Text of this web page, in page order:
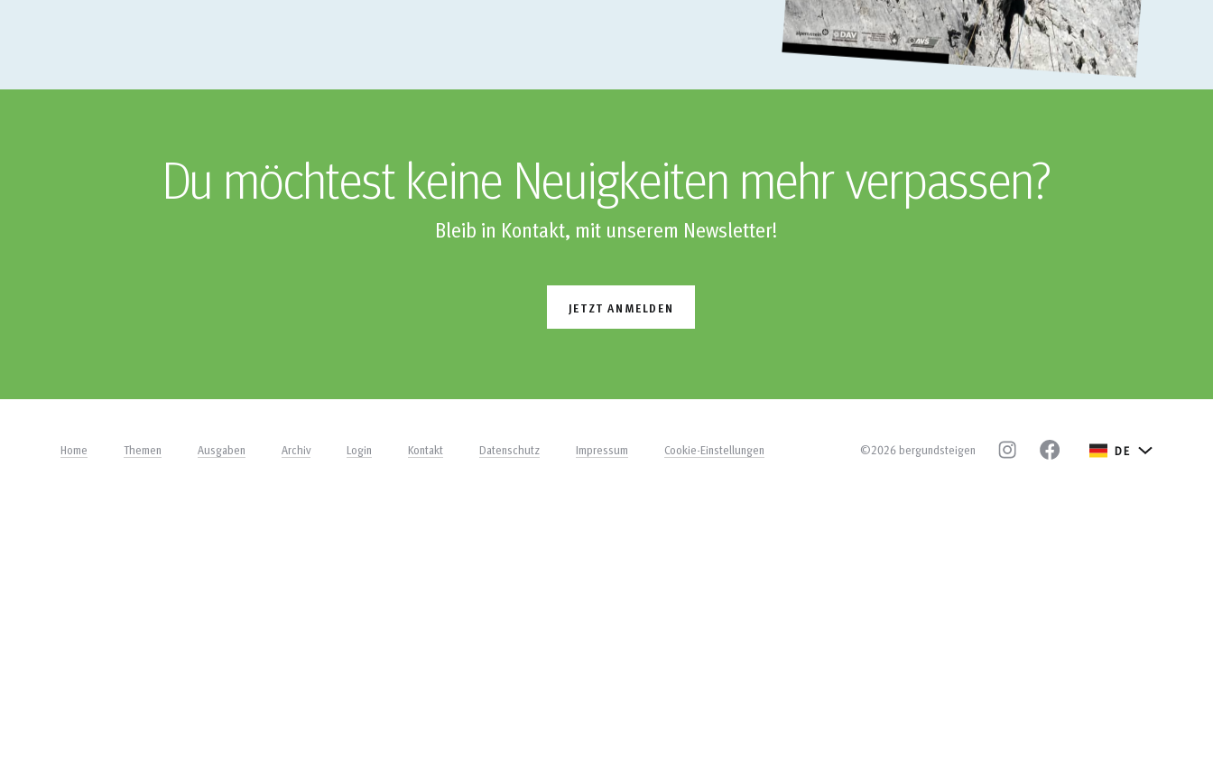
Du möchtest keine Neuigkeiten mehr verpassen?
Bleib in Kontakt, mit unserem Newsletter!
JETZT ANMELDEN
Home Themen Ausgaben Archiv Login Kontakt Datenschutz Impressum Cookie-Einstellungen ©2026 bergundsteigen DE